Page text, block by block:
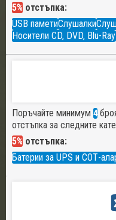
5% отстъпка:
USB паметиСлушалки
Носители CD, DVD, Blu-Ray
Поръчайте минимум 4
отстъпка за следните
5% отстъпка:
Батерии за UPS и СОТ-